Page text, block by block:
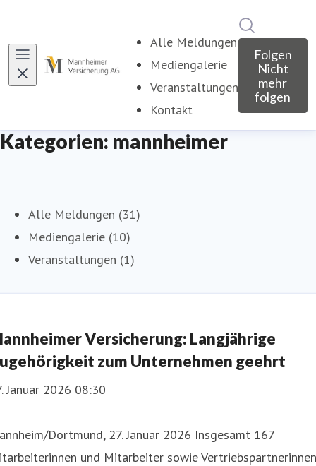
Alle Meldungen
Mediengalerie
Veranstaltungen
Kontakt
Folgen
Nicht
mehr
folgen
Kategorien: mannheimer
Alle Meldungen (31)
Mediengalerie (10)
Veranstaltungen (1)
Versicherung: Langjährige
zum Unternehmen geehrt
Januar 2026 08:30
Dortmund, 27. Januar 2026 Insgesamt 167
und Mitarbeiter sowie Vertriebspartnerinnen